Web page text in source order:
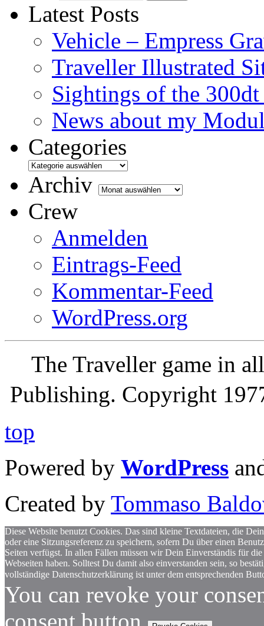
Latest Posts
Vehicle – Empress
Traveller Illustrated
Sightings of the
News about my
Categories
Categories
Archiv
Crew
Anmelden
Eintrags-Feed
Kommentar-Feed
WordPress.org
The Traveller game in
Publishing. Copyright
top
Powered by WordPress
Created by Tommaso
Diese Website benutzt Cookies. Das sind kleine Textdateien, die
oder eine Sitzungsreferenz zu speichern, sofern Du über einen
Seiten verfügst. In allen Fällen müssen wir Dein Einverständis für
Webseiten haben. Solltest Du damit also einverstanden sein, so
vollständige Datenschutzerklärung ist unter dem entsprechenden
You can revoke your
consent button.